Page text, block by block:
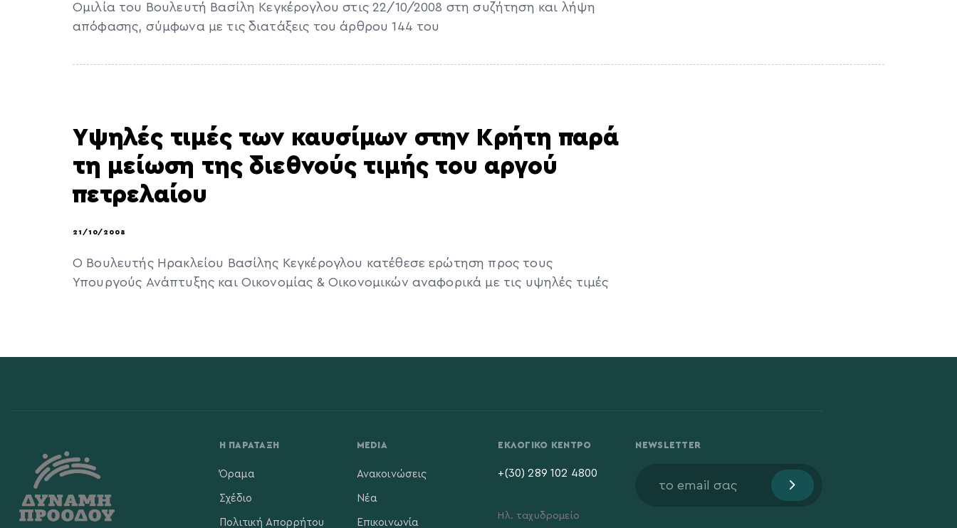
Ομιλία του Βουλευτή Βασίλη Κεγκέρογλου στις 22/10/2008 στη συζήτηση και λήψη
απόφασης, σύμφωνα με τις διατάξεις του άρθρου 144 του
Yψηλές τιμές των καυσίμων στην Κρήτη παρά
τη μείωση της διεθνούς τιμής του αργού
πετρελαίου
21/10/2008
Ο Βουλευτής Ηρακλείου Βασίλης Κεγκέρογλου κατέθεσε ερώτηση προς τους
Υπουργούς Ανάπτυξης και Οικονομίας & Οικονομικών αναφορικά με τις υψηλές τιμές
Η ΠΑΡΆΤΑΞΗ
Όραμα
Σχέδιο
Πολιτική Απορρήτου
MEDIA
Ανακοινώσεις
Νέα
Επικοινωνία
ΕΚΛΟΓΙΚΌ ΚΈΝΤΡΟ
+(30) 289 102 4800
Ηλ. ταχυδρομείο
NEWSLETTER